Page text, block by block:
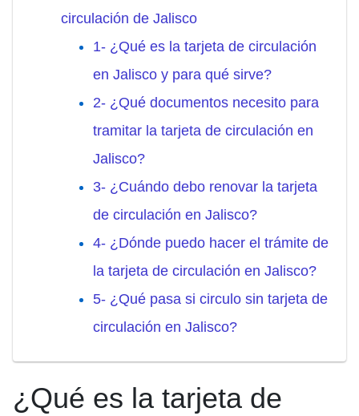
circulación de Jalisco
1- ¿Qué es la tarjeta de circulación
en Jalisco y para qué sirve?
2- ¿Qué documentos necesito para
tramitar la tarjeta de circulación en
Jalisco?
3- ¿Cuándo debo renovar la tarjeta
de circulación en Jalisco?
4- ¿Dónde puedo hacer el trámite de
la tarjeta de circulación en Jalisco?
5- ¿Qué pasa si circulo sin tarjeta de
circulación en Jalisco?
¿Qué es la tarjeta de